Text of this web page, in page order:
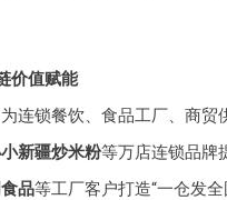
价值赋能
连锁餐饮、食品工厂、商
新疆炒米粉等万店连锁品牌
品等工厂客户打造“一仓发